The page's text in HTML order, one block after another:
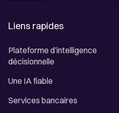
Liens rapides
Plateforme d’intelligence
décisionnelle
Une IA fiable
Services bancaires